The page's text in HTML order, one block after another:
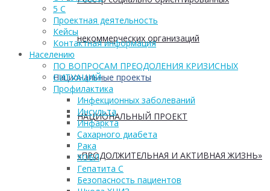
некоммерческих организаций
Национальные проекты
НАЦИОНАЛЬНЫЙ ПРОЕКТ
«ПРОДОЛЖИТЕЛЬНАЯ И АКТИВНАЯ ЖИЗНЬ»
5 С
Проектная деятельность
Кейсы
Контактная информация
Населению
ПО ВОПРОСАМ ПРЕОДОЛЕНИЯ КРИЗИСНЫХ
СИТУАЦИЙ
Профилактика
Инфекционных заболеваний
Инсульта
Инфаркта
Сахарного диабета
Рака
ХОБЛ
Гепатита С
Безопасность пациентов